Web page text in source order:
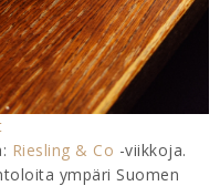
Riesling & Co -viikkoja.
ympäri Suomen